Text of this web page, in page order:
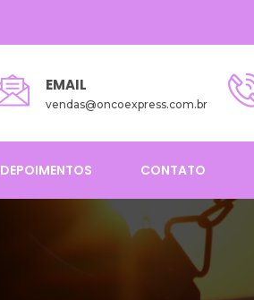
EMAIL
vendas@oncoexpress.com.br
DEPOIMENTOS CONTATO